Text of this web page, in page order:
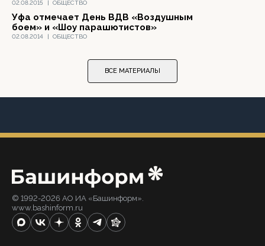
02.08.2015 | ОБЩЕСТВО
02.08.2014 | ОБЩЕСТВО
Уфа отмечает День ВДВ «Воздушным
боем» и «Шоу парашютистов»
ВСЕ МАТЕРИАЛЫ
© 1992-2026 АО ИА «Башинформ».
www.bashinform.ru